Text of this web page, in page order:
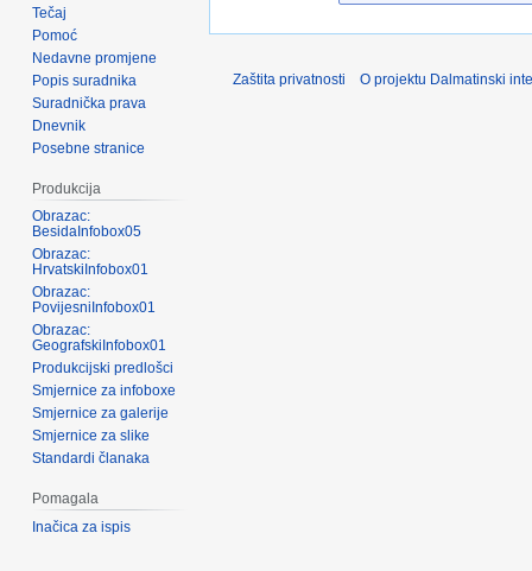
Tečaj
Pomoć
Nedavne promjene
Popis suradnika
Suradnička prava
Dnevnik
Posebne stranice
Produkcija
Obrazac:
BesidaInfobox05
Obrazac:
HrvatskiInfobox01
Obrazac:
PovijesniInfobox01
Obrazac:
GeografskiInfobox01
Produkcijski predlošci
Smjernice za infoboxe
Smjernice za galerije
Smjernice za slike
Standardi članaka
Pomagala
Inačica za ispis
Zaštita privatnosti O projektu Dalmatinski